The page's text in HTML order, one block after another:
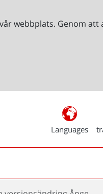
webbplats. Genom att
Languages